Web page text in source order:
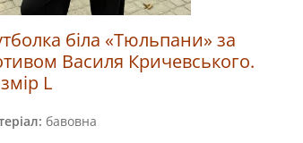
біла «Тюльпани» за
Василя Кричевського.
L
бавовна